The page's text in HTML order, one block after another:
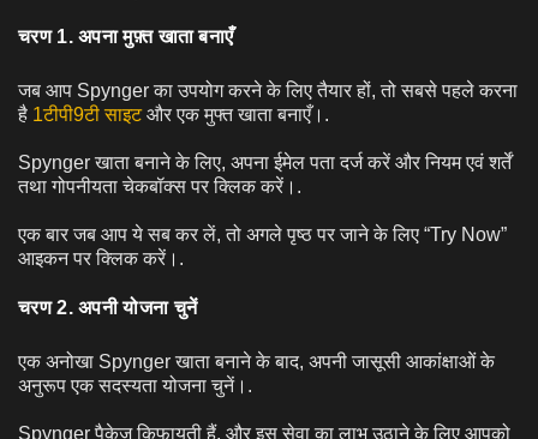
चरण 1. अपना मुफ़्त खाता बनाएँ
जब आप Spynger का उपयोग करने के लिए तैयार हों, तो सबसे पहले करना
है 1टीपी9टी साइटऔर एक मुफ्त खाता बनाएँ।.
Spynger खाता बनाने के लिए, अपना ईमेल पता दर्ज करें और नियम एवं शर्तें
तथा गोपनीयता चेकबॉक्स पर क्लिक करें।.
एक बार जब आप ये सब कर लें, तो अगले पृष्ठ पर जाने के लिए “Try Now”
आइकन पर क्लिक करें।.
चरण 2. अपनी योजना चुनें
एक अनोखा Spynger खाता बनाने के बाद, अपनी जासूसी आकांक्षाओं के
अनुरूप एक सदस्यता योजना चुनें।.
Spynger पैकेज किफायती हैं, और इस सेवा का लाभ उठाने के लिए आपको